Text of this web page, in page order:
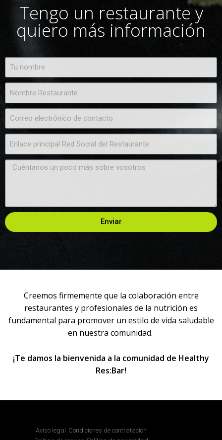
Tengo un restaurante y
quiero más información
Enviar
Creemos firmemente que la colaboración entre
restaurantes y profesionales de la nutrición es
fundamental para promover un estilo de vida saludable
en nuestra comunidad.
¡Te damos la bienvenida a la comunidad de Healthy
Res:Bar!
Aviso legal
Condiciones de contratación